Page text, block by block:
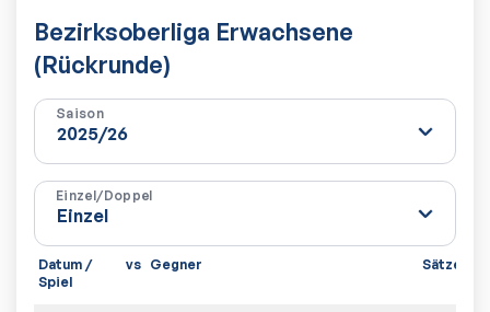
Bezirksoberliga Erwachsene
(Rückrunde)
Saison
Einzel/Doppel
Datum /
Spiel
vs Gegner Sätze